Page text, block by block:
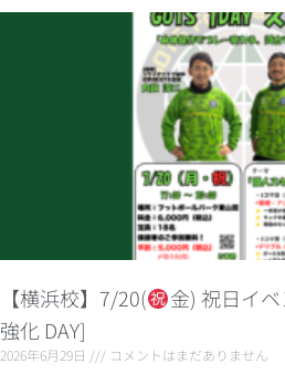
【横浜校】7/20(
金) 祝日イ
強化 DAY]
2026年6月29日 コメントはまだありません